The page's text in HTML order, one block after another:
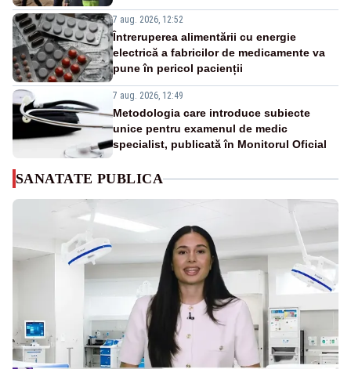
7 aug. 2026, 12:52
Întreruperea alimentării cu energie
electrică a fabricilor de medicamente va
pune în pericol pacienții
7 aug. 2026, 12:49
Metodologia care introduce subiecte
unice pentru examenul de medic
specialist, publicată în Monitorul Oficial
SANATATE PUBLICA